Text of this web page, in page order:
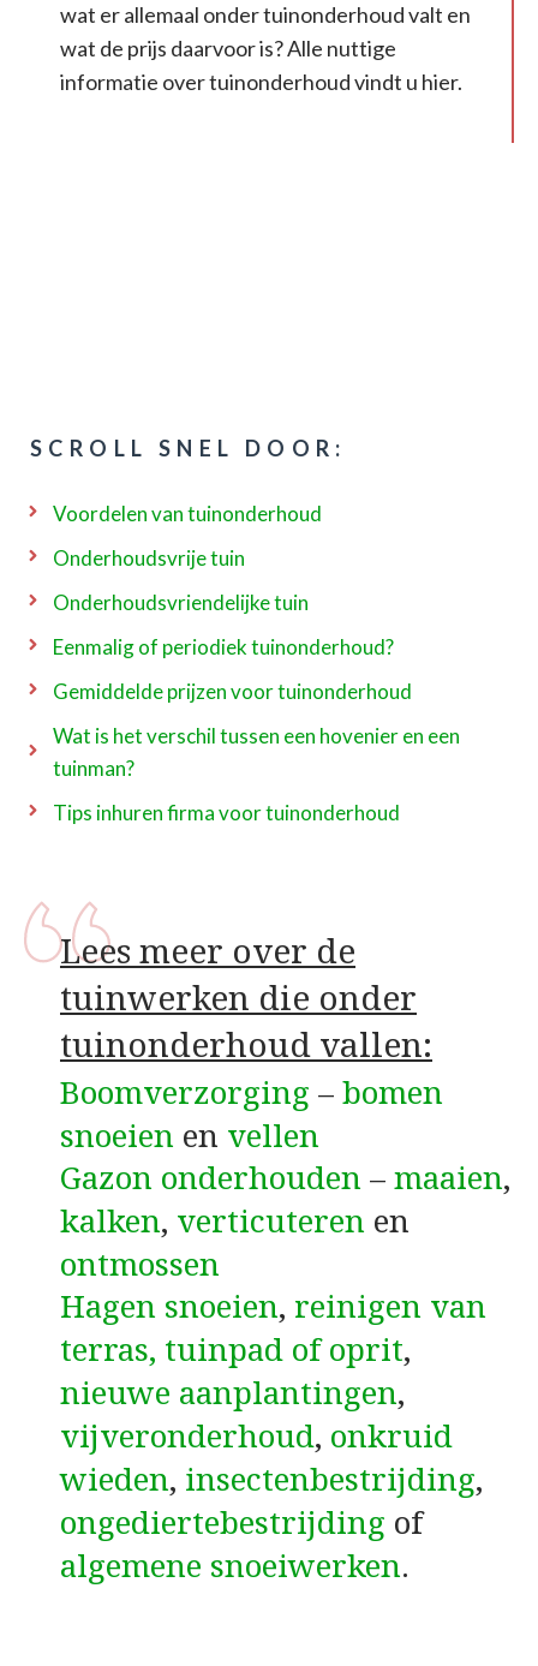
wat er allemaal onder tuinonderhoud valt en
wat de prijs daarvoor is? Alle nuttige
informatie over tuinonderhoud vindt u hier.
SCROLL SNEL DOOR:
Voordelen van tuinonderhoud
Onderhoudsvrije tuin
Onderhoudsvriendelijke tuin
Eenmalig of periodiek tuinonderhoud?
Gemiddelde prijzen voor tuinonderhoud
Wat is het verschil tussen een hovenier en een
tuinman?
Tips inhuren firma voor tuinonderhoud
Lees meer over de
tuinwerken die onder
tuinonderhoud vallen:
Boomverzorging –bomen
snoeien en vellen
Gazon onderhouden –maaien,
kalken, verticuteren en
ontmossen
Hagen snoeien, reinigen van
terras, tuinpad of oprit,
nieuwe aanplantingen,
vijveronderhoud, onkruid
wieden, insectenbestrijding,
ongediertebestrijding of
algemene snoeiwerken.